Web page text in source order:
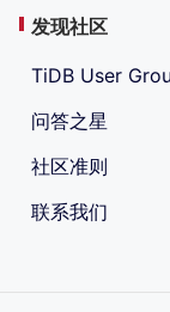
发现社区
TiDB User
问答之星
社区准则
联系我们